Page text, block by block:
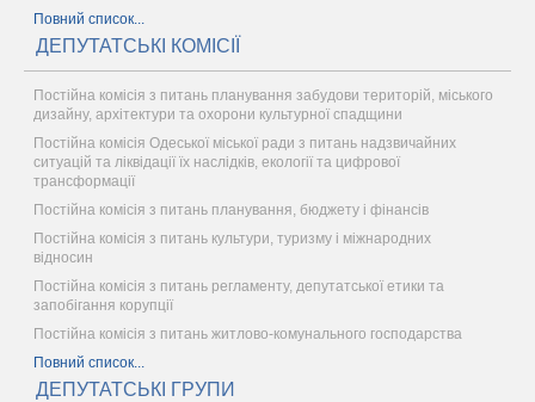
Повний список...
ДЕПУТАТСЬКІ КОМІСІЇ
Постійна комісія з питань планування забудови територій, міського
дизайну, архітектури та охорони культурної спадщини
Постійна комісія Одеської міської ради з питань надзвичайних
ситуацій та ліквідації їх наслідків, екології та цифрової
трансформації
Постійна комісія з питань планування, бюджету і фінансів
Постійна комісія з питань культури, туризму і міжнародних
відносин
Постійна комісія з питань регламенту, депутатської етики та
запобігання корупції
Постійна комісія з питань житлово-комунального господарства
Повний список...
ДЕПУТАТСЬКІ ГРУПИ